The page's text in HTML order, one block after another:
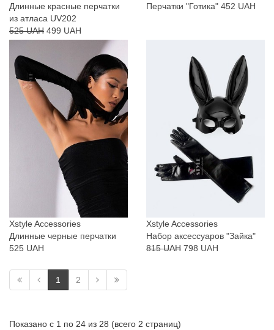
Длинные красные перчатки
из атласа UV202
525 UAH 499 UAH
Перчатки "Готика" 452 UAH
Xstyle Accessories
Длинные черные перчатки
525 UAH
Xstyle Accessories
Набор аксессуаров "Зайка"
815 UAH 798 UAH
1 2
Показано с 1 по 24 из 28 (всего 2 страниц)